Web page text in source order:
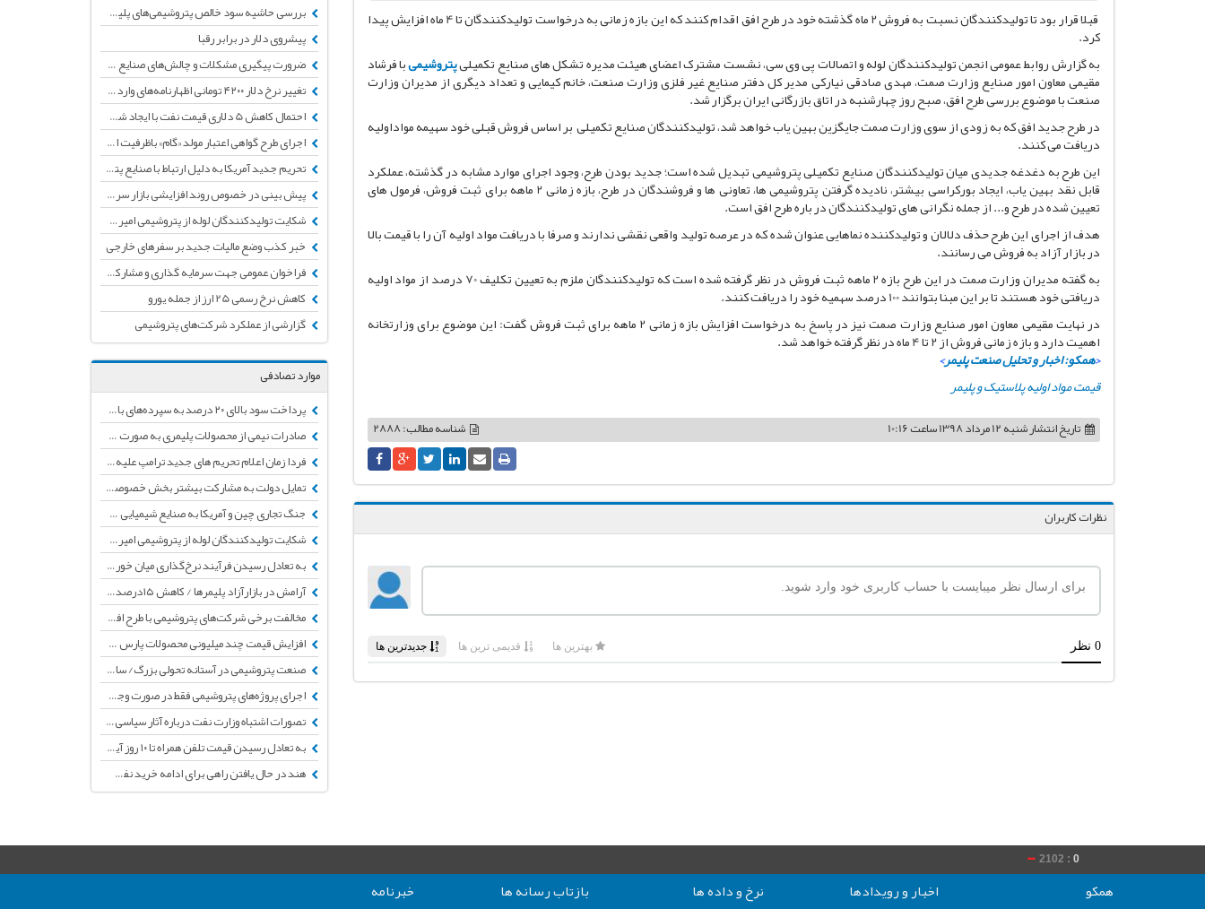
قبلا قرار بود تا تولیدکنندگان نسبت به فروش 2 ماه گذشته خود در طرح افق اقدام کنند که این بازه زمانی به درخواست تولیدکنندگان تا 4 ماه افزایش پیدا
کرد.
به گزارش روابط عمومی انجمن تولیدکنندگان لوله و اتصالات پی وی سی، نشست مشترک اعضای هیئت مدیره تشکل های صنایع تکمیلیپتروشیمیبا فرشاد
مقیمی معاون امور صنایع‌ وزارت صمت، مهدی صادقی نیارکی مدیر کل دفتر صنایع غیر فلزی وزارت صنعت، خانم کیمایی و تعداد دیگری از مدیران وزارت
صنعت با موضوع بررسی طرح افق، صبح روز چهارشنبه در اتاق بازرگانی ایران برگزار شد.
در طرح جدید افق که به زودی از سوی وزارت صمت جایگزین بهین یاب خواهد شد، تولیدکنندگان صنایع تکمیلی بر اساس فروش قبلی خود سهیمه مواداولیه
دریافت می کنند.
این طرح به دغدغه جدیدی میان تولیدکنندگان صنایع تکمیلی پتروشیمی تبدیل شده است؛ جدید بودن طرح، وجود اجرای موارد مشابه در گذشته، عملکرد
قابل نقد بهین یاب، ایجاد بورکراسی بیشتر، نادیده گرفتن پتروشیمی ها، تعاونی ها و فروشندگان در طرح، بازه زمانی 2 ماهه برای ثبت فروش، فرمول های
تعیین شده در طرح و... از جمله نگرانی های تولیدکنندگان در باره طرح افق است.
هدف از اجرای این طرح حذف دلالان و تولیدکننده نماهایی عنوان شده که در عرصه تولید واقعی نقشی ندارند و صرفا با دریافت مواد اولیه آن را با قیمت بالا
در بازار آزاد به فروش می رسانند.
به گفته مدیران وزارت صمت در این طرح بازه 2 ماهه ثبت فروش در نظر گرفته شده است که تولیدکنندگان ملزم به تعیین تکلیف 70 درصد از مواد اولیه
دریافتی خود هستند تا بر این مبنا بتوانند 100 درصد سهمیه خود را دریافت کنند.
در نهایت مقیمی معاون امور صنایع‌ وزارت صمت نیز در پاسخ به درخواست افزایش بازه زمانی 2 ماهه برای ثبت فروش گفت: این موضوع برای وزارتخانه
اهمیت دارد و بازه زمانی فروش از 2 تا 4 ماه در نظر گرفته خواهد شد.
<همکو: اخبار و تحلیل صنعت پلیمر>
قیمت مواد اولیه پلاستیک و پلیمر
شناسه مطالب: 2888 تاریخ انتشارشنبه 12 مرداد 1398 ساعت 10:16
نظرات کاربران
بررسی حاشیه سود خالص پتروشیمی‌های پلیمرساز + جدول
پیشروی دلار در برابر رقبا
ضرورت پیگیری مشکلات و چالش‌های صنایع پایین دستی پتروشیمی
تغییر نرخ دلار ۴۲۰۰ تومانی اظهارنامه‌های وارداتی به دلار نیمایی
احتمال کاهش 5 دلاری قیمت نفت با ایجاد شوک شیوع ویروس مرگبار کرونا
اجرای طرح گواهی اعتبار مولد «گام» باظرفیت اولیه50 هزار میلیاردتومان تأمین اعتبار شد
تحریم جدید آمریکا به دلیل ارتباط با صنایع پتروشیمی ایران
پیش بینی در خصوص روند افزایشی بازار سرمایه طی ماه‌های آتی
شکایت تولیدکنندگان لوله از پتروشیمی امیرکبیر به دلیل مشکلات کیفی و نداشتن تائیدیه
خبر کذب وضع مالیات جدید بر سفرهای خارجی
فراخوان عمومی جهت سرمایه گذاری و مشارکت در طرح "متانول به پروپیلن(MTP)"
کاهش نرخ رسمی 25 ارز از جمله یورو
گزارشی از عملکرد شرکت‌های پتروشیمی
موارد تصادفی
پرداخت سود بالای ۲۰ درصد به سپرده‌های بانکی ممنوع شد
صادرات نیمی از محصولات پلیمری به صورت خام
فردا زمان اعلام تحریم های جدید ترامپ علیه ایران
تمایل دولت به مشارکت بیشتر بخش خصوصی در صنعت پتروشیمی
جنگ تجاری چین و آمریکا به صنایع شیمیایی و پلاستیک رسید
شکایت تولیدکنندگان لوله از پتروشیمی امیرکبیر به دلیل مشکلات کیفی و نداشتن تائیدیه
به تعادل رسیدن فرآیند نرخ‌گذاری میان خوراک پتروشیمی ها و نرخ فروش ارز حاصل از صادرات
آرامش در بازارآزاد پلیمرها / کاهش ۱۵‌درصدی حجم معامله پلیمرها در بورس کالا
مخالفت برخی شرکت‌های پتروشیمی‌ با طرح افزایش توانایی خرید واحدهای خرد
افزایش قیمت چند میلیونی محصولات پارس خودرو
صنعت پتروشیمی در آستانه تحولی بزرگ/ سال آینده بیش از نیاز صنعت پتروشیمی خوراک خواهیم داشت
اجرای پروژه‌های پتروشیمی فقط در صورت وجود تامین منابع مالی
تصورات اشتباه وزارت نفت درباره آثار سیاسی امضای قراردادهای IPC
به تعادل رسیدن قیمت تلفن همراه تا ۱۰ روز آینده
هند در حال یافتن راهی برای ادامه خرید نفت از ایران
2102 : 0
همکو اخبار و رویدادها نرخ و داده ها بازتاب رسانه ها خبرنامه